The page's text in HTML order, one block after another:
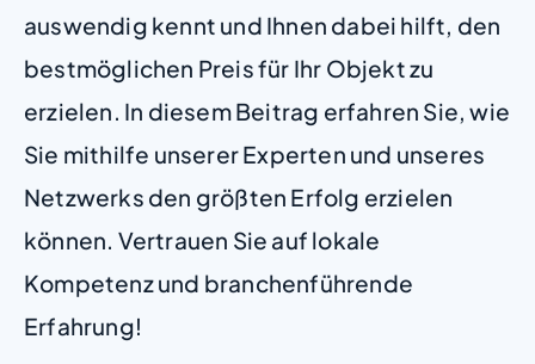
auswendig kennt und Ihnen dabei hilft, den
bestmöglichen Preis für Ihr Objekt zu
erzielen. In diesem Beitrag erfahren Sie, wie
Sie mithilfe unserer Experten und unseres
Netzwerks den größten Erfolg erzielen
können. Vertrauen Sie auf lokale
Kompetenz und branchenführende
Erfahrung!